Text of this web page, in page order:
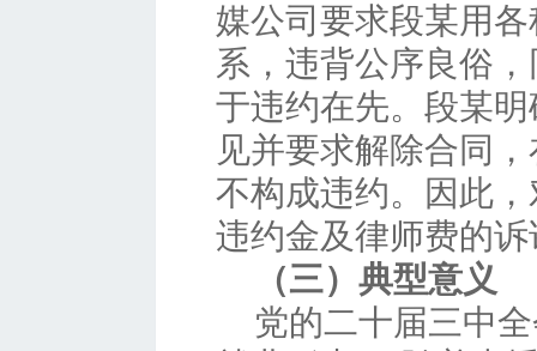
媒公司要求段某用
系，违背公序良俗
于违约在先。段某
见并要求解除合同
不构成违约。因此
违约金及律师费的
（三）典型意义
党的二十届三中